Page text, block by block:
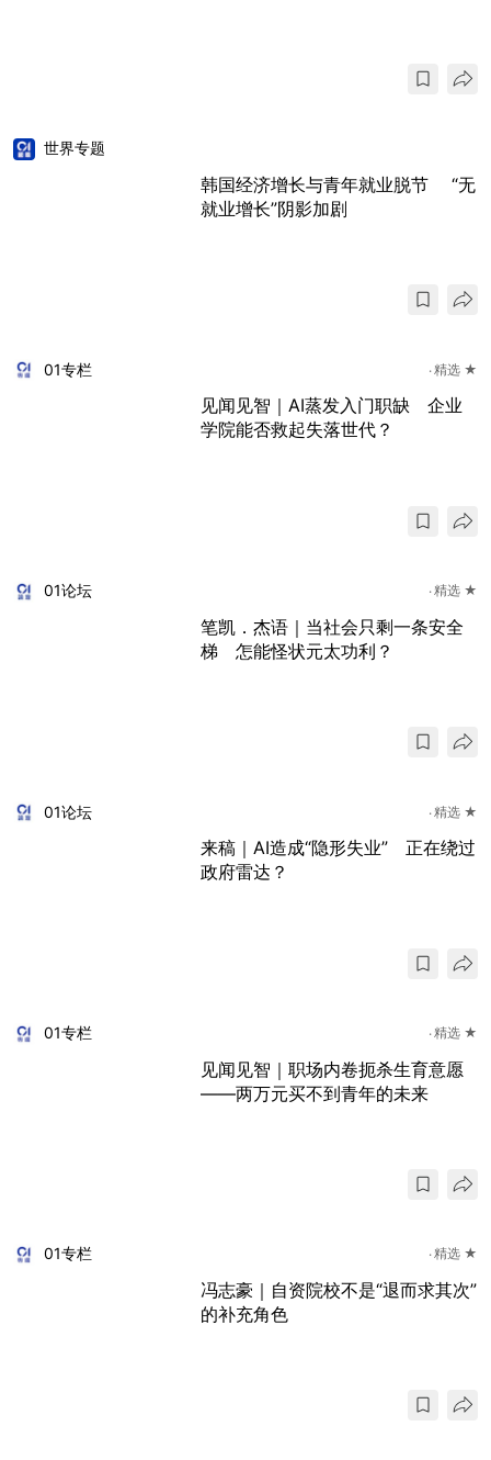
世界专题
韩国经济增长与青年就业脱节 “无
就业增长”阴影加剧
01专栏 精选 ★
见闻见智｜AI蒸发入门职缺 企业
学院能否救起失落世代？
01论坛 精选 ★
笔凯．杰语｜当社会只剩一条安全
梯 怎能怪状元太功利？
01论坛 精选 ★
来稿｜AI造成“隐形失业” 正在绕过
政府雷达？
01专栏 精选 ★
见闻见智｜职场内卷扼杀生育意愿
——两万元买不到青年的未来
01专栏 精选 ★
冯志豪｜自资院校不是“退而求其次”
的补充角色